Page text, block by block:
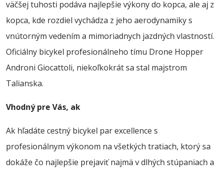
väčšej tuhosti podáva najlepšie výkony do kopca, ale aj z
kopca, kde rozdiel vychádza z jeho aerodynamiky s
vnútorným vedením a mimoriadnych jazdných vlastností.
Oficiálny bicykel profesionálneho tímu Drone Hopper
Androni Giocattoli, niekoľkokrát sa stal majstrom
Talianska.
Vhodný pre Vás, ak
Ak hľadáte cestný bicykel par excellence s
profesionálnym výkonom na všetkých tratiach, ktorý sa
dokáže čo najlepšie prejaviť najmä v dlhých stúpaniach a